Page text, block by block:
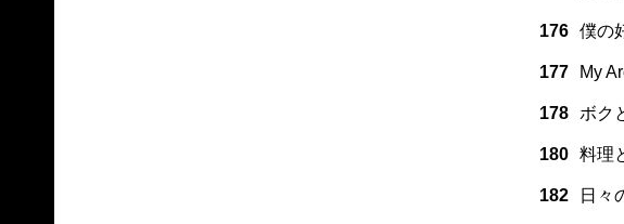
176 僕の
177 My
178 ボク
180 料理
182 日々